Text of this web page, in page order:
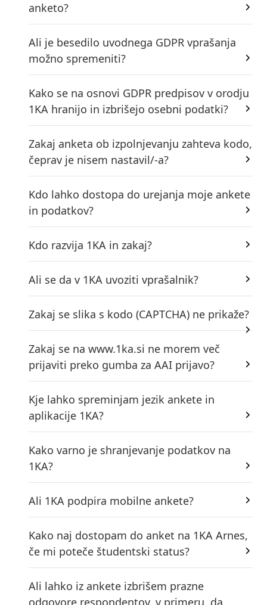
anketo?
Ali je besedilo uvodnega GDPR vprašanja
možno spremeniti?
Kako se na osnovi GDPR predpisov v orodju
1KA hranijo in izbrišejo osebni podatki?
Zakaj anketa ob izpolnjevanju zahteva kodo,
čeprav je nisem nastavil/-a?
Kdo lahko dostopa do urejanja moje ankete
in podatkov?
Kdo razvija 1KA in zakaj?
Ali se da v 1KA uvoziti vprašalnik?
Zakaj se slika s kodo (CAPTCHA) ne prikaže?
Zakaj se na www.1ka.si ne morem več
prijaviti preko gumba za AAI prijavo?
Kje lahko spreminjam jezik ankete in
aplikacije 1KA?
Kako varno je shranjevanje podatkov na
1KA?
Ali 1KA podpira mobilne ankete?
Kako naj dostopam do anket na 1KA Arnes,
če mi poteče študentski status?
Ali lahko iz ankete izbrišem prazne
odgovore respondentov, v primeru, da